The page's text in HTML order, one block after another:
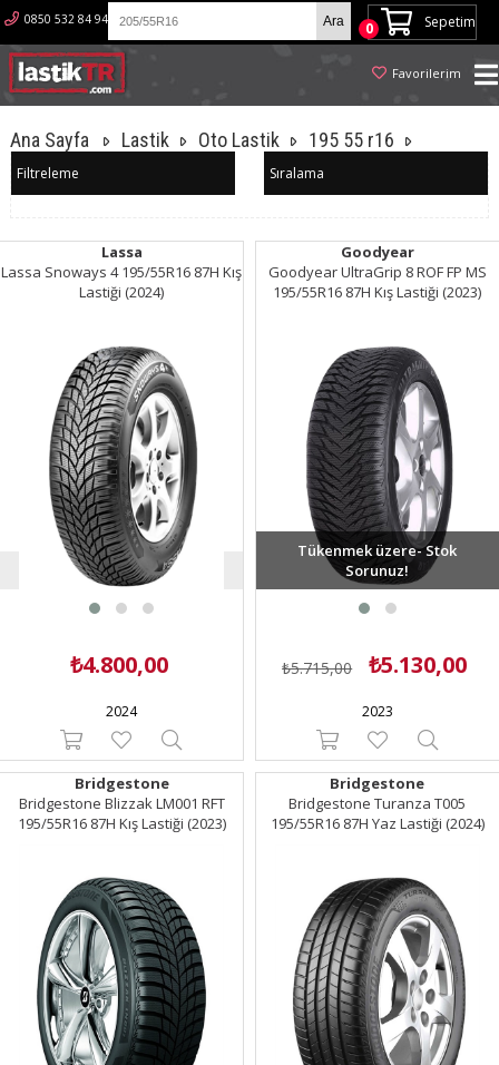
Sepetim
0
Favorilerim
0850 532 84 94
Ana Sayfa Lastik Oto Lastik 195 55 r16
Filtreleme Sıralama
Lassa
Lassa Snoways 4 195/55R16 87H Kış
Lastiği (2024)
₺4.800,00
Son ürün
2024
Goodyear
Goodyear UltraGrip 8 ROF FP MS
195/55R16 87H Kış Lastiği (2023)
₺5.130,00
₺5.715,00
Tükenmek üzere- Stok
Sorunuz!
2023
Bridgestone
Bridgestone Blizzak LM001 RFT
195/55R16 87H Kış Lastiği (2023)
Bridgestone
Bridgestone Turanza T005
195/55R16 87H Yaz Lastiği (2024)